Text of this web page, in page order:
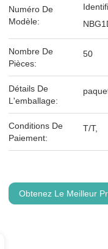
Numéro De
Modèle:
Nombre De
Pièces:
50
Détails De
L'emballage:
Conditions De
Paiement:
T/T,
Obtenez Le Meilleur